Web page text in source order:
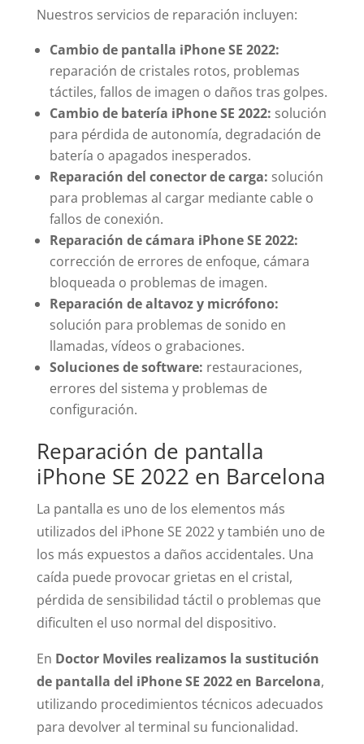
Nuestros servicios de reparación incluyen:
Cambio de pantalla iPhone SE 2022:
reparación de cristales rotos, problemas
táctiles, fallos de imagen o daños tras golpes.
Cambio de batería iPhone SE 2022: solución
para pérdida de autonomía, degradación de
batería o apagados inesperados.
Reparación del conector de carga: solución
para problemas al cargar mediante cable o
fallos de conexión.
Reparación de cámara iPhone SE 2022:
corrección de errores de enfoque, cámara
bloqueada o problemas de imagen.
Reparación de altavoz y micrófono:
solución para problemas de sonido en
llamadas, vídeos o grabaciones.
Soluciones de software: restauraciones,
errores del sistema y problemas de
configuración.
Reparación de pantalla
iPhone SE 2022 en Barcelona
La pantalla es uno de los elementos más
utilizados del iPhone SE 2022 y también uno de
los más expuestos a daños accidentales. Una
caída puede provocar grietas en el cristal,
pérdida de sensibilidad táctil o problemas que
dificulten el uso normal del dispositivo.
En Doctor Moviles realizamos la sustitución
de pantalla del iPhone SE 2022 en Barcelona,
utilizando procedimientos técnicos adecuados
para devolver al terminal su funcionalidad.